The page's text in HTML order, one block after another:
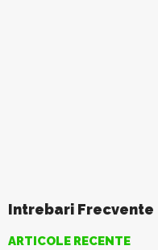
Intrebari Frecvente
ARTICOLE RECENTE